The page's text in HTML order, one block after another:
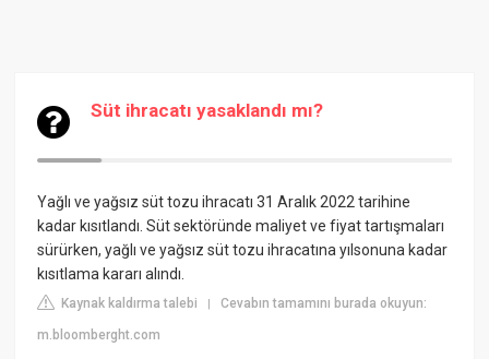
Süt ihracatı yasaklandı mı?
Yağlı ve yağsız süt tozu ihracatı 31 Aralık 2022 tarihine
kadar kısıtlandı. Süt sektöründe maliyet ve fiyat tartışmaları
sürürken, yağlı ve yağsız süt tozu ihracatına yılsonuna kadar
kısıtlama kararı alındı.
Kaynak kaldırma talebi |Cevabın tamamını burada okuyun:
m.bloomberght.com